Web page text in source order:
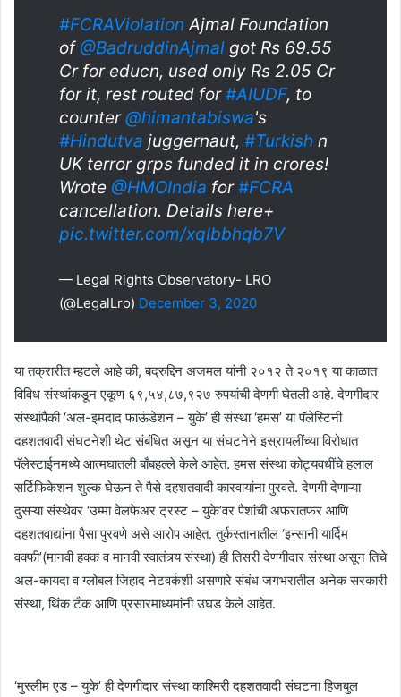
#FCRAViolation Ajmal Foundation
of @BadruddinAjmal got Rs 69.55
Cr for educn, used only Rs 2.05 Cr
for it, rest routed for#AIUDF, to
counter@himantabiswa's
#Hindutva juggernaut, #Turkish n
UK terror grps funded it in crores!
Wrote @HMOIndia for#FCRA
cancellation. Details here+
pic.twitter.com/xqIbbhqb7V
— Legal Rights Observatory- LRO
(@LegalLro) December 3, 2020
या तक्रारीत म्हटले आहे की, बद्रुद्दिन अजमल यांनी २०१२ ते २०१९ या काळात
विविध संस्थांकडून एकूण ६९,५४,८७,९२७ रुपयांची देणगी घेतली आहे. देणगीदार
संस्थांपैकी ‘अल-इमदाद फाऊंडेशन – युके’ ही संस्था ‘हमस’ या पॅलेस्टिनी
दहशतवादी संघटनेशी थेट संबंधित असून या संघटनेने इस्रायलींच्या विरोधात
पॅलेस्टाईनमध्ये आत्मघातली बाँबहल्ले केले आहेत. हमस संस्था कोट्यवधींचे हलाल
सर्टिफिकेशन शुल्क घेऊन ते पैसे दहशतवादी कारवायांना पुरवते. देणगी देणाऱ्या
दुसऱ्या संस्थेवर ‘उम्मा वेलफेअर ट्रस्ट – युके’वर पैशांची अफरातफर आणि
दहशतवाद्यांना पैसा पुरवणे असे आरोप आहेत. तुर्कस्तानातील ‘इन्सानी यार्दिम
वक्फी’(मानवी हक्क व मानवी स्वातंत्र्य संस्था) ही तिसरी देणगीदार संस्था असून तिचे
अल-कायदा व ग्लोबल जिहाद नेटवर्कशी असणारे संबंध जगभरातील अनेक सरकारी
संस्था, थिंक टँक आणि प्रसारमाध्यमांनी उघड केले आहेत.
‘मुस्लीम एड – युके’ ही देणगीदार संस्था काश्मिरी दहशतवादी संघटना हिजबुल